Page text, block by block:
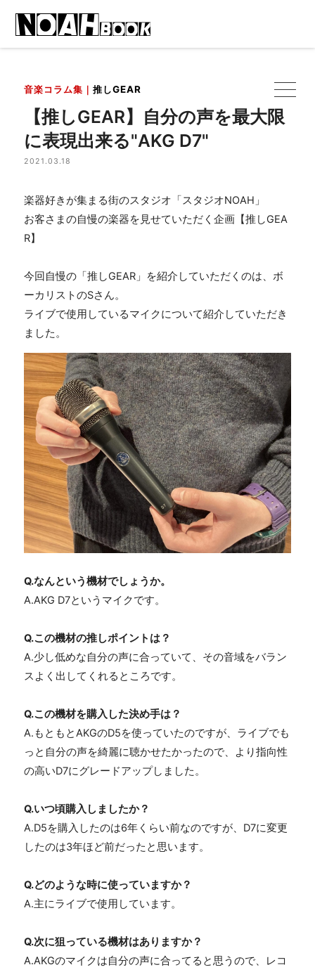
音楽コラム集｜推しGEAR
【推しGEAR】自分の声を最大限
に表現出来る"AKG D7"
2021.03.18
楽器好きが集まる街のスタジオ「スタジオNOAH」
お客さまの自慢の楽器を見せていただく企画【推しGEA
R】
今回自慢の「推しGEAR」を紹介していただくのは、ボ
ーカリストのSさん。
ライブで使用しているマイクについて紹介していただき
ました。
Q.なんという機材でしょうか。
A.AKG D7というマイクです。
Q.この機材の推しポイントは？
A.少し低めな自分の声に合っていて、その音域をバラン
スよく出してくれるところです。
Q.この機材を購入した決め手は？
A.もともとAKGのD5を使っていたのですが、ライブでも
っと自分の声を綺麗に聴かせたかったので、より指向性
の高いD7にグレードアップしました。
Q.いつ頃購入しましたか？
A.D5を購入したのは6年くらい前なのですが、D7に変更
したのは3年ほど前だったと思います。
Q.どのような時に使っていますか？
A.主にライブで使用しています。
Q.次に狙っている機材はありますか？
A.AKGのマイクは自分の声に合ってると思うので、レコ